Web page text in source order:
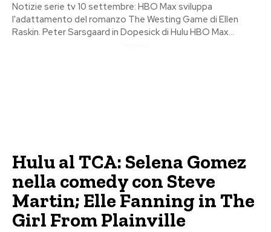
Notizie serie tv 10 settembre: HBO Max sviluppa
l'adattamento del romanzo The Westing Game di Ellen
Raskin. Peter Sarsgaard in Dopesick di Hulu HBO Max...
Hulu al TCA: Selena Gomez
nella comedy con Steve
Martin; Elle Fanning in The
Girl From Plainville